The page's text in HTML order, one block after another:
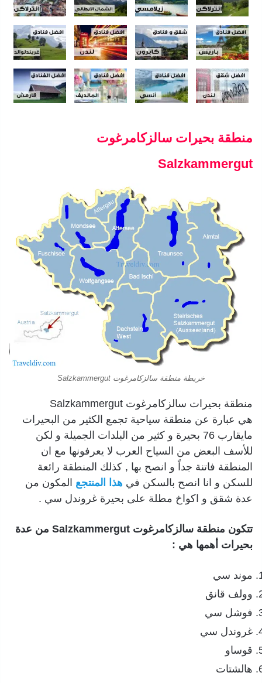
منطقة بحيرات سالزكامرغوت
Salzkammergut
خريطة منطقة سالزكامرغوت Salzkammergut
منطقة بحيرات سالزكامرغوت Salzkammergut
هي عبارة عن منطقة سياحية تجمع الكثير من البحيرات
مايقارب 76 بحيرة و كثير من البلدات الجميلة و لكن
للأسف البعض من السياح العرب لا يعرفونها مع ان
المنطقة فاتنة جداً و انصح بها , كذلك المنطقة رائعة
للسكن و انا انصح بالسكن في هذا المنتجع المكون من
عدة شقق و اكواخ مطلة على بحيرة غروندل سي .
تتكون منطقة سالزكامرغوت Salzkammergut من عدة
بحيرات أهمها هي :
موند سي
وولف قانق
فوشل سي
غروندل سي
قوساو
هالشتات